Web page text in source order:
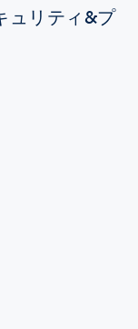
ュリティ&プ